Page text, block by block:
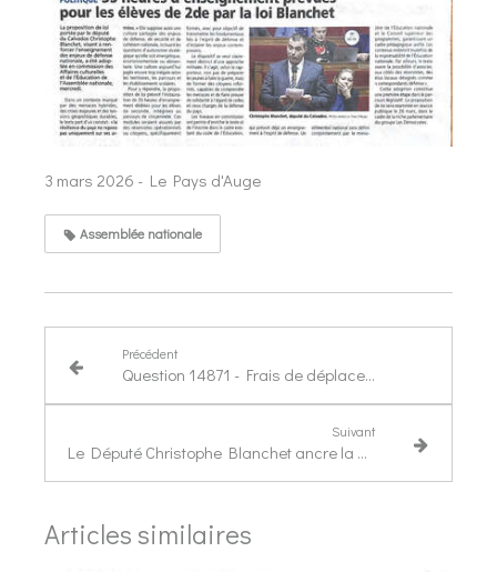
3 mars 2026 - Le Pays d'Auge
Assemblée nationale
Précédent
Question 14871 - Frais de déplacement des réservistes opérationnels de la gendarmerie nationale
Suivant
Le Député Christophe Blanchet ancre la défense nationale à l'école et fait adopter son texte
Articles similaires